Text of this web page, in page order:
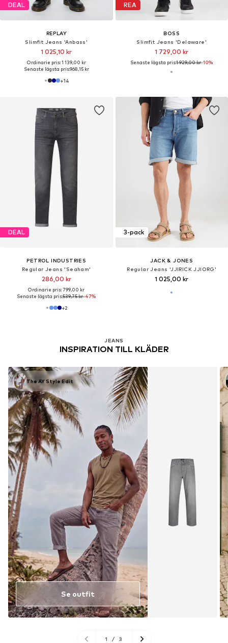
DEAL
REPLAY
Slimfit Jeans 'Anbass'
1 025,10 kr
Ordinarie pris: 1 139,00 kr
Senaste lägsta pris:968,15 kr
+14
REA
BOSS
Slimfit Jeans 'Delaware'
1 729,00 kr
Senaste lägsta pris:1 929,00 kr-10%
DEAL
PETROL INDUSTRIES
Regular Jeans 'Seaham'
286,00 kr
Ordinarie pris: 799,00 kr
Senaste lägsta pris:539,75 kr-47%
+2
3-pack
JACK & JONES
Regular Jeans 'JJIRICK JJIORG'
1 025,00 kr
JEANS
INSPIRATION TILL KLÄDER
The AY Style Edit
Se outfit
1 / 3